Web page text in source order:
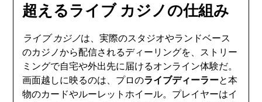
超えるライブ カジノの仕組み
ライブ カジノは、実際のスタジオやランドベース
のカジノから配信されるディーリングを、ストリー
ミングで自宅や外出先に届けるオンライン体験だ。
画面越しに映るのは、プロのライブディーラーと本
物のカードやルーレットホイール。プレイヤーはイ